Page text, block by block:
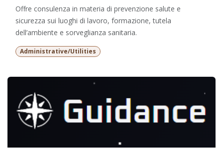
Offre consulenza in materia di prevenzione salute e
sicurezza sui luoghi di lavoro, formazione, tutela
dell’ambiente e sorveglianza sanitaria.
Administrative/Utilities